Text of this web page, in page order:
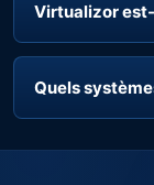
Virtualizor
Quels